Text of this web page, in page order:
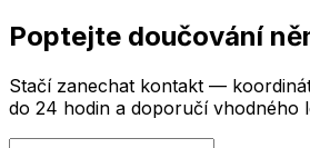
Poptejte doučování
Stačí zanechat kontakt —
do 24 hodin a doporučí vhodného